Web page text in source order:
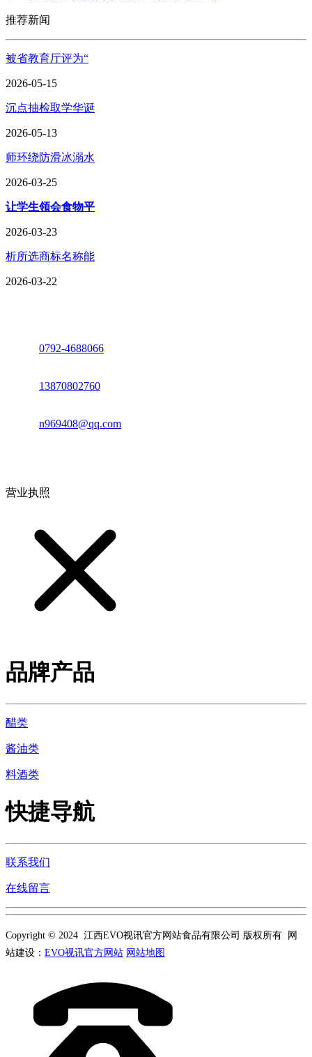
推荐新闻
被省教育厅评为“
2026-05-15
沉点抽检取学华诞
2026-05-13
师环绕防滑冰溺水
2026-03-25
让学生领会食物平
2026-03-23
析所选商标名称能
2026-03-22
0792-4688066
13870802760
n969408@qq.com
营业执照
品牌产品
醋类
酱油类
料酒类
快捷导航
联系我们
在线留言
Copyright © 2024 江西EVO视讯官方网站食品有限公司 版权所有 网
站建设： EVO视讯官方网站 网站地图